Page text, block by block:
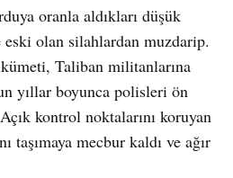
oranla aldıkları düşük
eski olan silahlardan muzdarip.
Taliban militanlarına
yıllar boyunca polisleri ön
kontrol noktalarını koruyan
taşımaya mecbur kaldı ve ağır